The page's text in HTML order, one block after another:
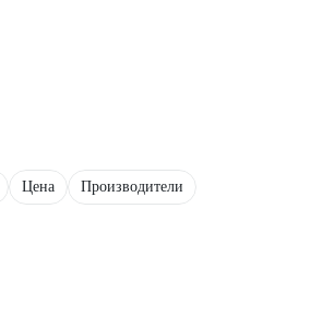
Цена Производители